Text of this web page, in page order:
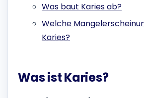
Was baut Karies ab?
Welche
Karies?
Was ist Karies?